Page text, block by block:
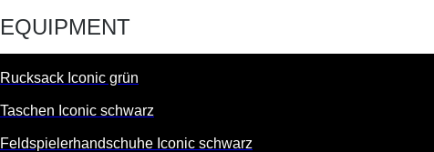
EQUIPMENT
Rucksack Iconic grün
Taschen Iconic schwarz
Feldspielerhandschuhe Iconic schwarz